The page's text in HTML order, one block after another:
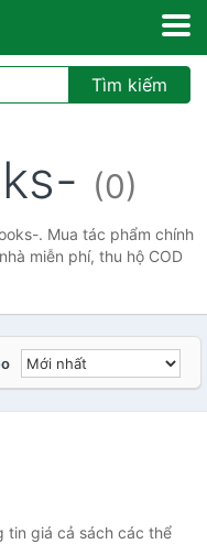
Tìm kiếm
(0)
. Mua tác phẩm chính
miễn phí, thu hộ COD
tin giá cả sách các thể